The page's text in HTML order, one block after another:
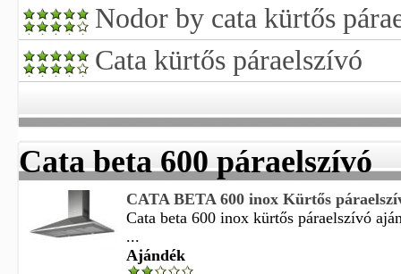
Nodor by cata kürtős
Cata kürtős páraelszívó
Cata beta 600 páraelszívó
CATA BETA 600 inox Kürtős
Cata beta 600 inox kürtős páraelszívó
...
Ajándék